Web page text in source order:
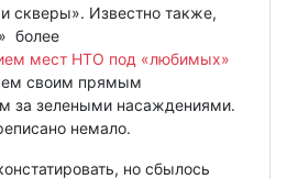
скверы». Известно также,
более
мест НТО под «любимых»
своим прямым
за зелеными насаждениями.
немало.
но сбылось